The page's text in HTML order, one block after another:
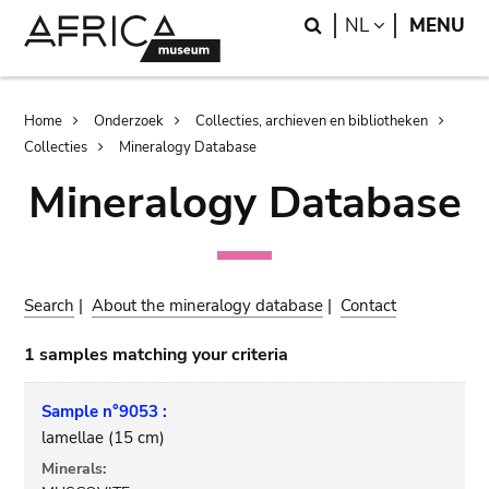
Search
NL LANGUAGE
MENU
Breadcrumb
Home Onderzoek
Collecties, archieven en bibliotheken
Collecties
Mineralogy Database
Mineralogy Database
Search |About the mineralogy database | Contact
1 samples matching your criteria
Sample n°9053 :
lamellae (15 cm)
Minerals: